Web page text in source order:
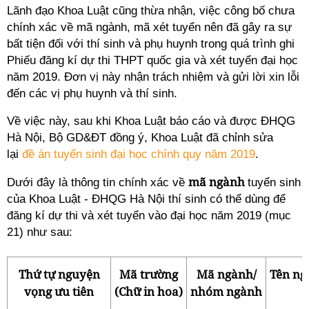
Lãnh đạo Khoa Luật cũng thừa nhận, việc công bố chưa
chính xác về mã ngành, mã xét tuyển nên đã gây ra sự
bất tiện đối với thí sinh và phụ huynh trong quá trình ghi
Phiếu đăng kí dự thi THPT quốc gia và xét tuyển đại học
năm 2019. Đơn vị này nhận trách nhiệm và gửi lời xin lỗi
đến các vị phụ huynh và thí sinh.
Về việc này, sau khi Khoa Luật báo cáo và được ĐHQG
Hà Nội, Bộ GD&ĐT đồng ý, Khoa Luật đã chỉnh sửa
lại đề án tuyển sinh đại học chính quy năm 2019.
Dưới đây là thông tin chính xác về mã ngành tuyển sinh
của Khoa Luật - ĐHQG Hà Nội thí sinh có thể dùng để
đăng kí dự thi và xét tuyển vào đại học năm 2019 (mục
21) như sau:
Thứ tự nguyện
vọng ưu tiên
Mã trường
(Chữ in hoa)
Mã ngành/
nhóm ngành
Tên